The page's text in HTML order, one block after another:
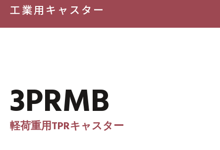
工業用キャスター
3PRMB
軽荷重用TPRキャスター